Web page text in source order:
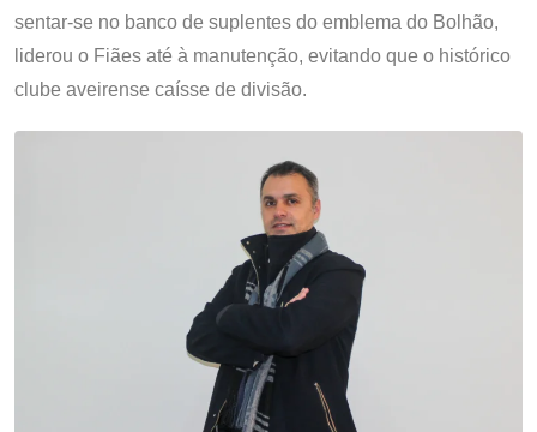
sentar-se no banco de suplentes do emblema do Bolhão,
liderou o Fiães até à manutenção, evitando que o histórico
clube aveirense caísse de divisão.